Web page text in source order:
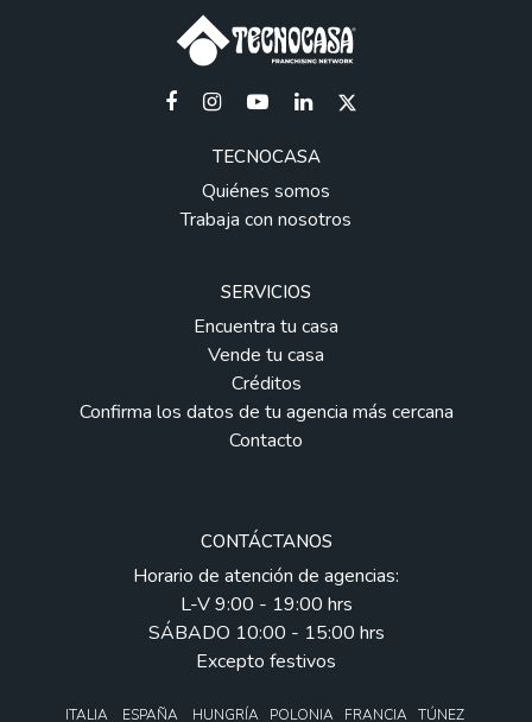
TECNOCASA
Quiénes somos
Trabaja con nosotros
SERVICIOS
Encuentra tu casa
Vende tu casa
Créditos
Confirma los datos de tu agencia más cercana
Contacto
CONTÁCTANOS
Horario de atención de agencias:
L-V 9:00 - 19:00 hrs
SÁBADO 10:00 - 15:00 hrs
Excepto festivos
ITALIA ESPAÑA HUNGRÍA POLONIA FRANCIA TÚNEZ